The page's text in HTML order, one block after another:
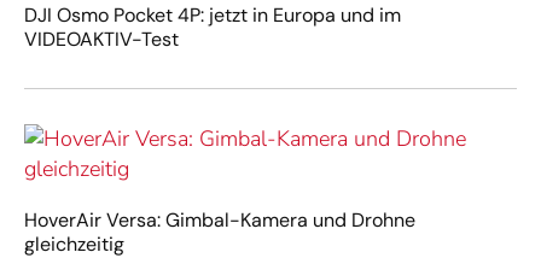
DJI Osmo Pocket 4P: jetzt in Europa und im
VIDEOAKTIV-Test
HoverAir Versa: Gimbal-Kamera und Drohne
gleichzeitig